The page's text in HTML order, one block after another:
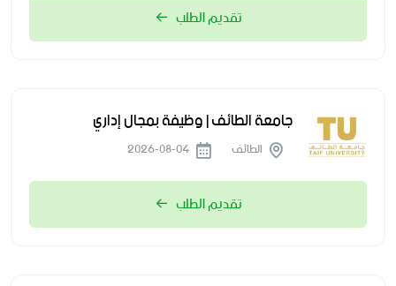
تقديم الطلب
جامعة الطائف | وظيفة بمجال إداري
الطائف
تقديم الطلب